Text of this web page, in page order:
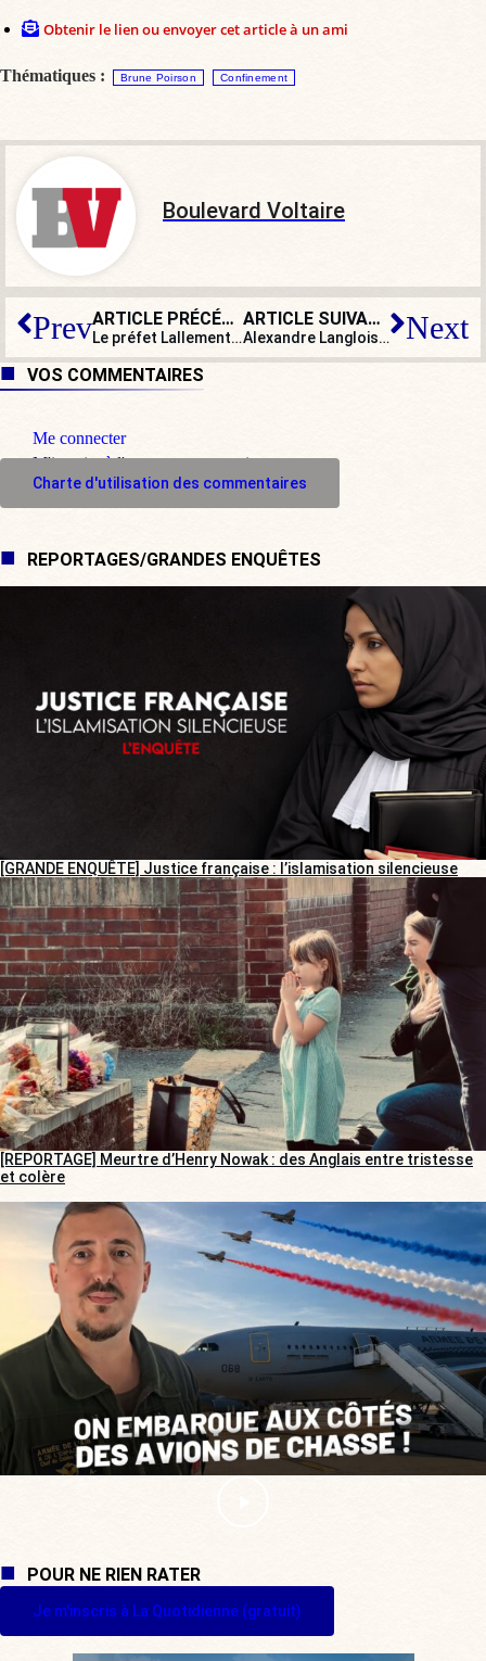
Obtenir le lien ou envoyer cet article à un ami
Thématiques : Brune Poirson Confinement
Boulevard Voltaire
Prev ARTICLE PRÉCÉDENT
Le préfet Lallement mange sa casquette mais sauve sa peau
ARTICLE SUIVANT
Alexandre Langlois : « Nos masques ont été réquisitionnés… Le gouvernement met en danger les policiers ! » Next
VOS COMMENTAIRES
Me connecter
M'inscrire à l'espace commentaire
Charte d'utilisation des commentaires
REPORTAGES/GRANDES ENQUÊTES
[GRANDE ENQUÊTE] Justice française : l’islamisation silencieuse
[REPORTAGE] Meurtre d’Henry Nowak : des Anglais entre tristesse
et colère
POUR NE RIEN RATER
Je m'inscris à La Quotidienne (gratuit)